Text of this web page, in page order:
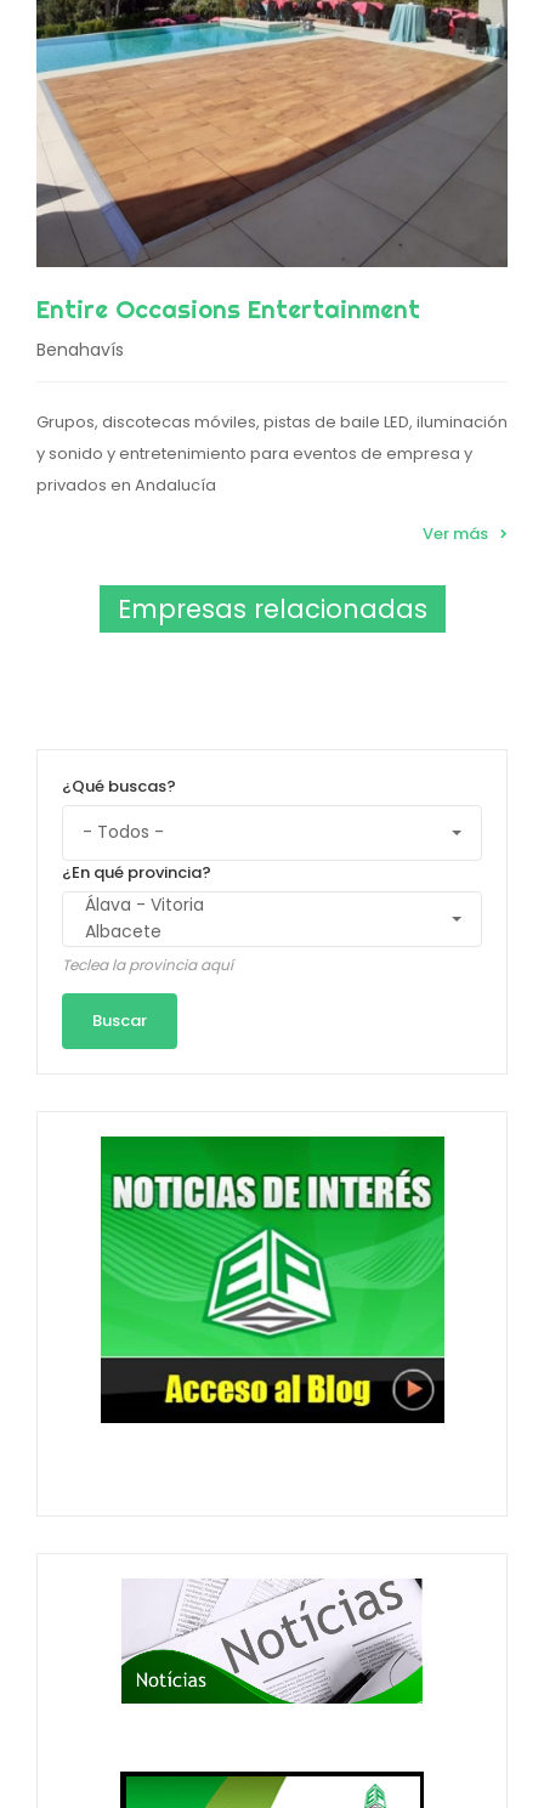
Entire Occasions Entertainment
Benahavís
Grupos, discotecas móviles, pistas de baile LED, iluminación
y sonido y entretenimiento para eventos de empresa y
privados en Andalucía
Ver más
Empresas relacionadas
¿Qué buscas?
¿En qué provincia?
Teclea la provincia aquí